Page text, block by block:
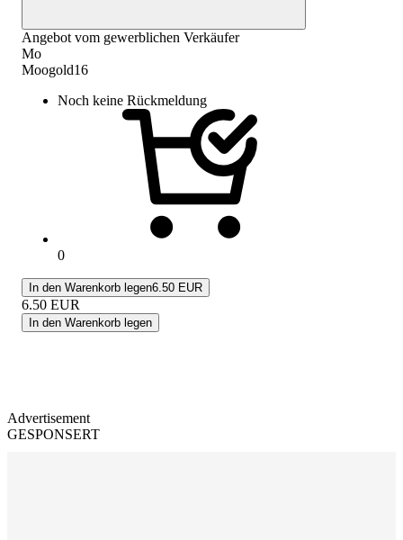
Angebot vom gewerblichen Verkäufer
Mo
Moogold16
Noch keine Rückmeldung
0
In den Warenkorb legen6.50 EUR
6.50 EUR
In den Warenkorb legen
Advertisement
GESPONSERT